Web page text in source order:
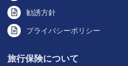
勧誘方針
プライバシーポリシー
旅行保険について